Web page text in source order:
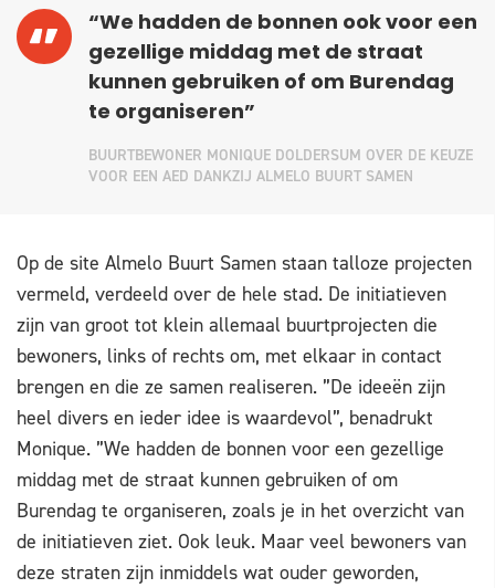
“We hadden de bonnen ook voor een
gezellige middag met de straat
kunnen gebruiken of om Burendag
te organiseren”
BUURTBEWONER MONIQUE DOLDERSUM OVER DE KEUZE
VOOR EEN AED DANKZIJ ALMELO BUURT SAMEN
Op de site Almelo Buurt Samen staan talloze projecten
vermeld, verdeeld over de hele stad. De initiatieven
zijn van groot tot klein allemaal buurtprojecten die
bewoners, links of rechts om, met elkaar in contact
brengen en die ze samen realiseren. ”De ideeën zijn
heel divers en ieder idee is waardevol”, benadrukt
Monique. ”We hadden de bonnen voor een gezellige
middag met de straat kunnen gebruiken of om
Burendag te organiseren, zoals je in het overzicht van
de initiatieven ziet. Ook leuk. Maar veel bewoners van
deze straten zijn inmiddels wat ouder geworden,